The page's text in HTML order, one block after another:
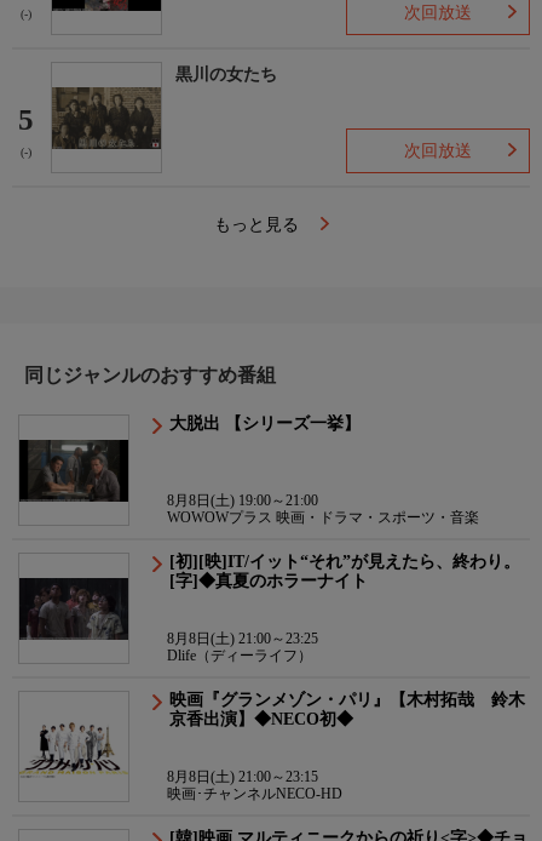
(-) 次回放送
5
(-)
黒川の女たち
次回放送
もっと見る
同じジャンルのおすすめ番組
大脱出 【シリーズ一挙】
8月8日(土) 19:00～21:00
WOWOWプラス 映画・ドラマ・スポーツ・音楽
[初][映]IT/イット“それ”が見えたら、終わり。
[字]◆真夏のホラーナイト
8月8日(土) 21:00～23:25
Dlife（ディーライフ）
映画『グランメゾン・パリ』【木村拓哉 鈴木
京香出演】◆NECO初◆
8月8日(土) 21:00～23:15
映画･チャンネルNECO-HD